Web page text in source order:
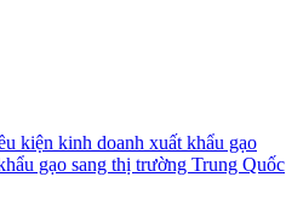
kiện kinh doanh xuất khẩu gạo
gạo sang thị trường Trung Quốc